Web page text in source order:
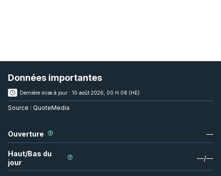
Données importantes
Dernière mise à jour : 10 août 2026, 00 H 08 (HE)
Source : QuoteMedia
Ouverture —
Haut/Bas du
jour
—/—